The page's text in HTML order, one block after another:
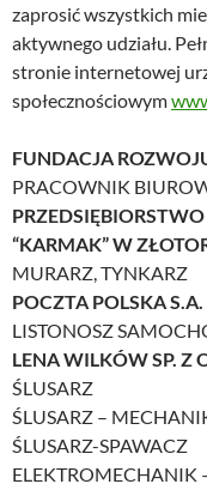
zaprosić wszystkich
aktywnego udziału.
stronie internetowej
społecznościowym
FUNDACJA
PRACOWNIK
“KARMAK” W
MURARZ, TYNKARZ
POCZTA POLSKA S.A.
LISTONOSZ
LENA WILKÓW SP. Z
ŚLUSARZ
ŚLUSARZ –
ŚLUSARZ-SPAWACZ
ELEKTROMECHANIK